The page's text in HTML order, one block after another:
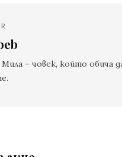
– човек, който обича